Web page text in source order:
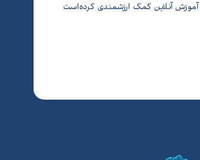
آنلاین کمک ارزشمندی کرده‌است